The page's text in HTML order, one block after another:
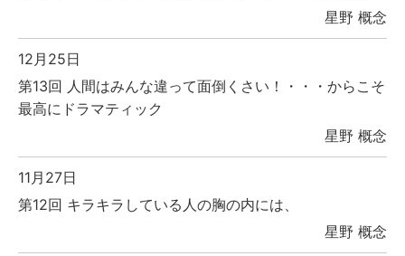
星野 概念
12月25日
第13回 人間はみんな違って面倒くさい！・・・からこそ
最高にドラマティック
星野 概念
11月27日
第12回 キラキラしている人の胸の内には、
星野 概念